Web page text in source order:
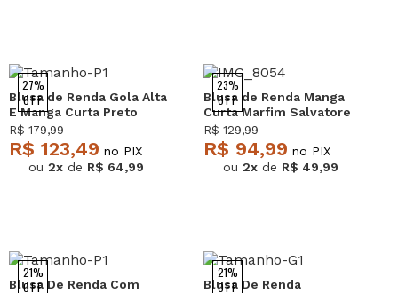
27%
OFF
Blusa de Renda Gola Alta
E Manga Curta Preto
Salvatore
R$ 179,99
R$ 123,49 no PIX
ou 2x de R$ 64,99
23%
OFF
Blusa de Renda Manga
Curta Marfim Salvatore
R$ 129,99
R$ 94,99 no PIX
ou 2x de R$ 49,99
21%
OFF
Blusa De Renda Com
21%
OFF
Blusa De Renda